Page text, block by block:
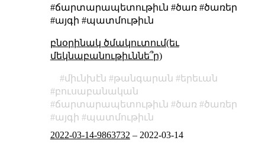
#ճարտարապետութիւն #ծառ #ծառեր
#այգի #պատմութիւն
բնօրինակ ծմակուտում(եւ
մեկնաբանութիւննե՞ր)
միւնխէն թանգարան
երեւան
բուսաբանական
ճարտարապետութիւն
ծառ
ծառեր
այգի
պատմութիւն
2022-03-14-9863732 – 2022-03-14